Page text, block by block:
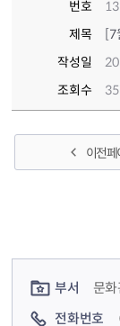
번호
제목
[7
작성일
조회수
이전 페
부서
문
전화번호